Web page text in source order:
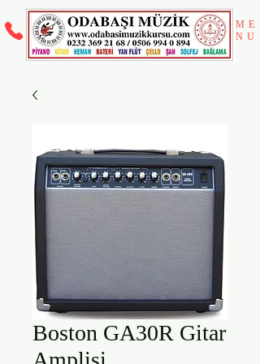
ME
NU
Boston GA30R Gitar